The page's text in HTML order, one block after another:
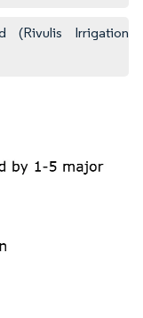
(Rivulis Irrigation